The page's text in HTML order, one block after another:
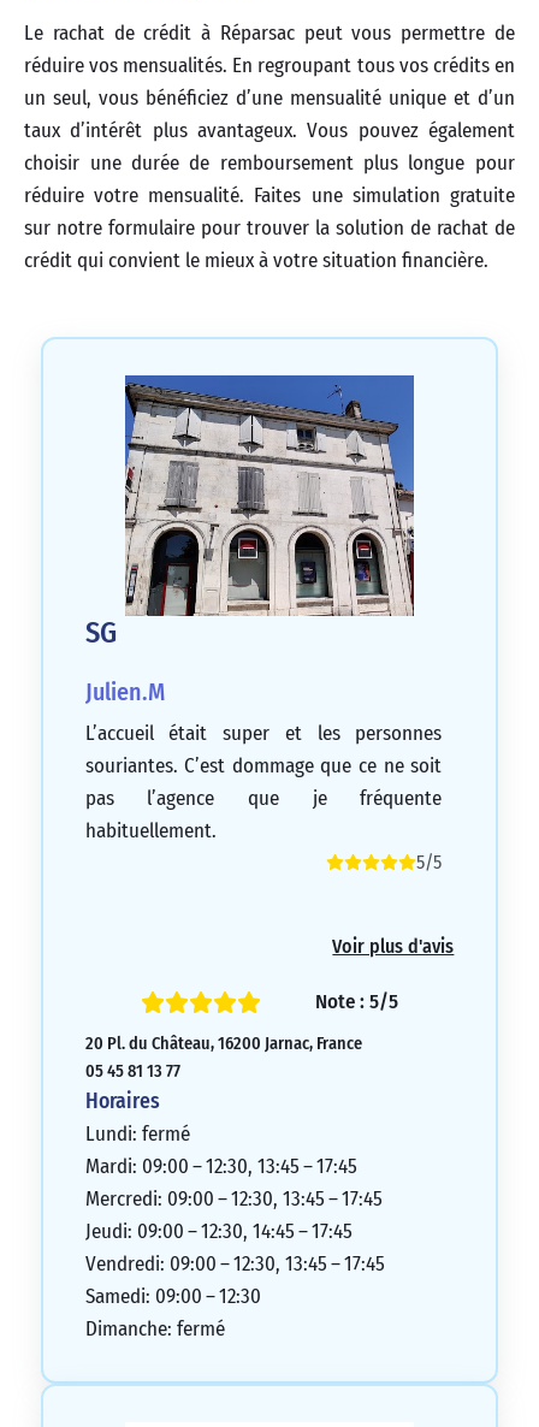
Le rachat de crédit à Réparsac peut vous permettre de
réduire vos mensualités. En regroupant tous vos crédits en
un seul, vous bénéficiez d’une mensualité unique et d’un
taux d’intérêt plus avantageux. Vous pouvez également
choisir une durée de remboursement plus longue pour
réduire votre mensualité. Faites une simulation gratuite
sur notre formulaire pour trouver la solution de rachat de
crédit qui convient le mieux à votre situation financière.
SG
Julien.M
L’accueil était super et les personnes
souriantes. C’est dommage que ce ne soit
pas l’agence que je fréquente
habituellement.
5/5
Voir plus d'avis
Note : 5/5
20 Pl. du Château, 16200 Jarnac, France
05 45 81 13 77
Horaires
Lundi: fermé
Mardi: 09:00 – 12:30, 13:45 – 17:45
Mercredi: 09:00 – 12:30, 13:45 – 17:45
Jeudi: 09:00 – 12:30, 14:45 – 17:45
Vendredi: 09:00 – 12:30, 13:45 – 17:45
Samedi: 09:00 – 12:30
Dimanche: fermé